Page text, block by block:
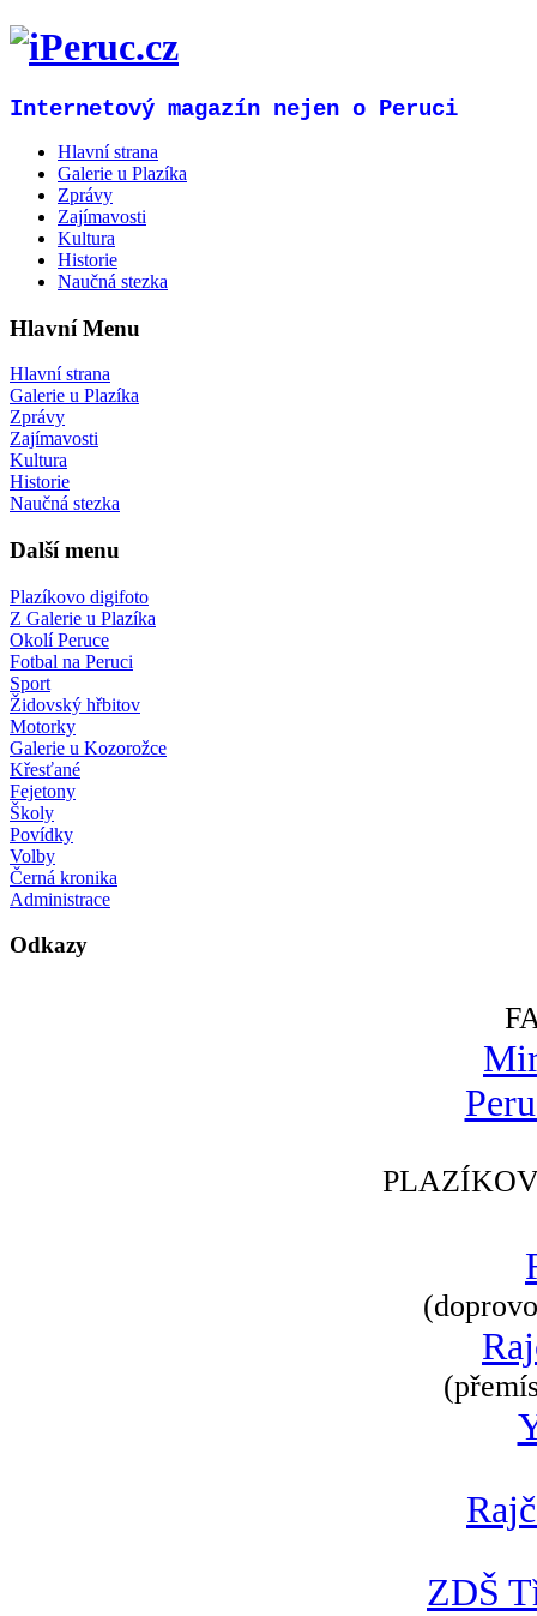
Internetový magazín nejen o Peruci
Hlavní strana
Galerie u Plazíka
Zprávy
Zajímavosti
Kultura
Historie
Naučná stezka
Hlavní Menu
Hlavní strana
Galerie u Plazíka
Zprávy
Zajímavosti
Kultura
Historie
Naučná stezka
Další menu
Plazíkovo digifoto
Z Galerie u Plazíka
Okolí Peruce
Fotbal na Peruci
Sport
Židovský hřbitov
Motorky
Galerie u Kozorožce
Křesťané
Fejetony
Školy
Povídky
Volby
Černá kronika
Administrace
Odkazy
ZDŠ